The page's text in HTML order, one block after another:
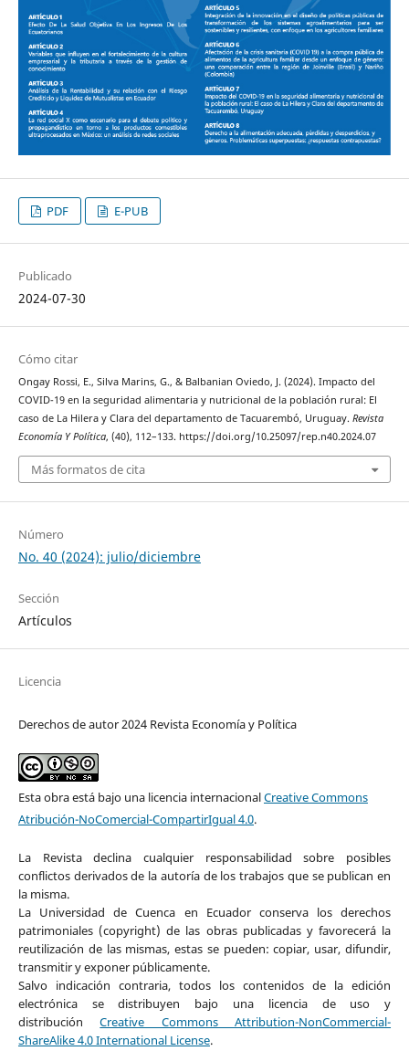
PDF E-PUB
Publicado
2024-07-30
Cómo citar
Ongay Rossi, E., Silva Marins, G., & Balbanian Oviedo, J. (2024). Impacto del
COVID-19 en la seguridad alimentaria y nutricional de la población rural: El
caso de La Hilera y Clara del departamento de Tacuarembó, Uruguay. Revista
Economía Y Política, (40), 112–133. https://doi.org/10.25097/rep.n40.2024.07
Más formatos de cita
Número
No. 40 (2024): julio/diciembre
Sección
Artículos
Licencia
Derechos de autor 2024 Revista Economía y Política
Esta obra está bajo una licencia internacionalCreative Commons
Atribución-NoComercial-CompartirIgual 4.0.
La Revista declina cualquier responsabilidad sobre posibles
conflictos derivados de la autoría de los trabajos que se publican en
la misma.
La Universidad de Cuenca en Ecuador conserva los derechos
patrimoniales (copyright) de las obras publicadas y favorecerá la
reutilización de las mismas, estas se pueden: copiar, usar, difundir,
transmitir y exponer públicamente.
Salvo indicación contraria, todos los contenidos de la edición
electrónica se distribuyen bajo una licencia de uso y
distribuciónCreative Commons Attribution-NonCommercial-
ShareAlike 4.0 International License.